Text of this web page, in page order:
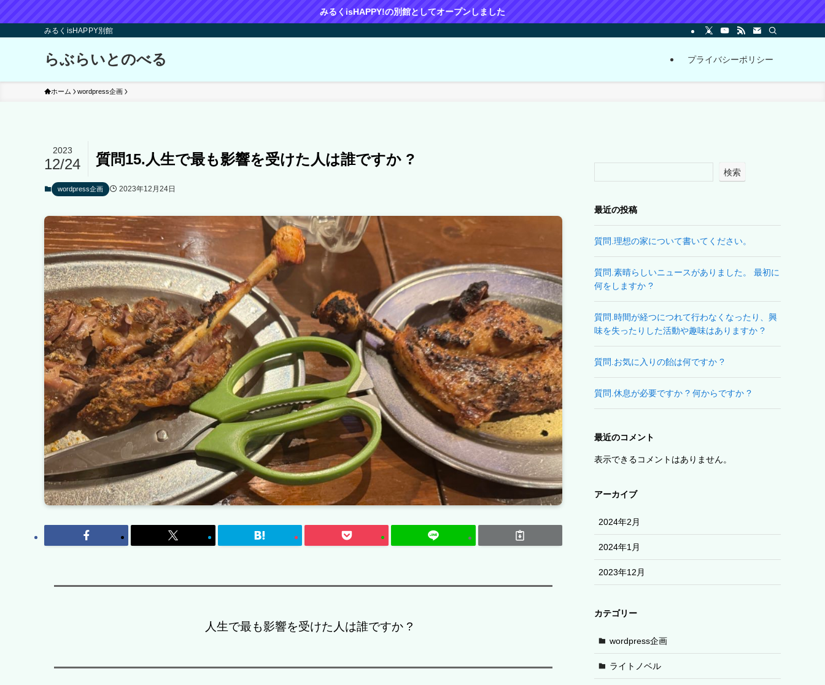
みるくisHAPPY!の別館としてオープンしました
みるくisHAPPY別館
らぶらいとのべる プライバシーポリシー
ホーム wordpress企画
質問15.人生で最も影響を受けた人は誰ですか ?
2023
12/24
wordpress企画 2023年12月24日
人生で最も影響を受けた人は誰ですか ?
検索
最近の投稿
質問.理想の家について書いてください。
質問.素晴らしいニュースがありました。 最初に
何をしますか ?
質問.時間が経つにつれて行わなくなったり、興
味を失ったりした活動や趣味はありますか ?
質問.お気に入りの飴は何ですか ?
質問.休息が必要ですか ? 何からですか ?
最近のコメント
表示できるコメントはありません。
アーカイブ
2024年2月
2024年1月
2023年12月
カテゴリー
wordpress企画
ライトノベル